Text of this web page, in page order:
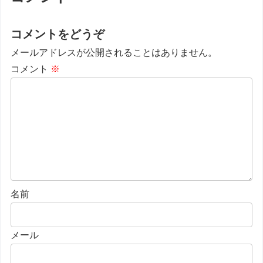
コメントをどうぞ
メールアドレスが公開されることはありません。
コメント ※
名前
メール